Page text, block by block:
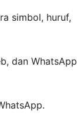
simbol, huruf,
dan WhatsApp